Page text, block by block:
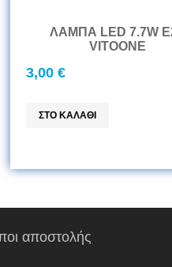
ΛΑΜΠΑ LED 7.7W
VITOONE
3,00 €
αποστολής